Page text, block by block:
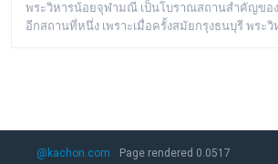
พระวิหารน้อยจุฬามณี เป็นโบราณสถานสำคัญขอ
อีกสถานที่หนึ่ง เพราะเมื่อครั้งสมัยกรุงธนบุรี พระวิ
@kachon.com Page rendered 0.0517